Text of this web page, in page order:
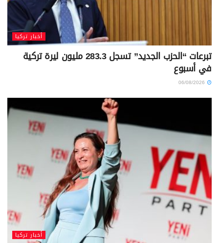
أخبار تركيا
تبرعات “الحزب الجديد” تسجل 283.3 مليون ليرة تركية
في أسبوع
أخبار تركيا